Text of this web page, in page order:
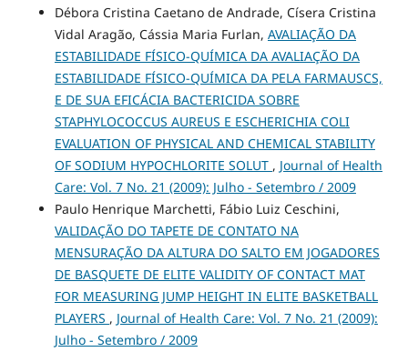
Débora Cristina Caetano de Andrade, Císera Cristina
Vidal Aragão, Cássia Maria Furlan, AVALIAÇÃO DA
ESTABILIDADE FÍSICO-QUÍMICA DA AVALIAÇÃO DA
ESTABILIDADE FÍSICO-QUÍMICA DA PELA FARMAUSCS,
E DE SUA EFICÁCIA BACTERICIDA SOBRE
STAPHYLOCOCCUS AUREUS E ESCHERICHIA COLI
EVALUATION OF PHYSICAL AND CHEMICAL STABILITY
OF SODIUM HYPOCHLORITE SOLUT , Journal of Health
Care: Vol. 7 No. 21 (2009): Julho - Setembro / 2009
Paulo Henrique Marchetti, Fábio Luiz Ceschini,
VALIDAÇÃO DO TAPETE DE CONTATO NA
MENSURAÇÃO DA ALTURA DO SALTO EM JOGADORES
DE BASQUETE DE ELITE VALIDITY OF CONTACT MAT
FOR MEASURING JUMP HEIGHT IN ELITE BASKETBALL
PLAYERS , Journal of Health Care: Vol. 7 No. 21 (2009):
Julho - Setembro / 2009